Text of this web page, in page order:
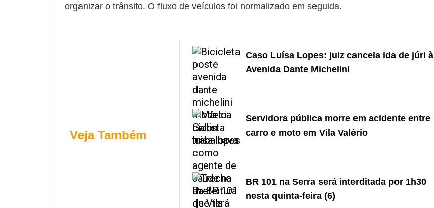
organizar o trânsito. O fluxo de veículos foi normalizado em seguida.
Veja Também
Caso Luísa Lopes: juiz cancela ida de júri à
Avenida Dante Michelini
Servidora pública morre em acidente entre
carro e moto em Vila Valério
BR 101 na Serra será interditada por 1h30
nesta quinta-feira (6)